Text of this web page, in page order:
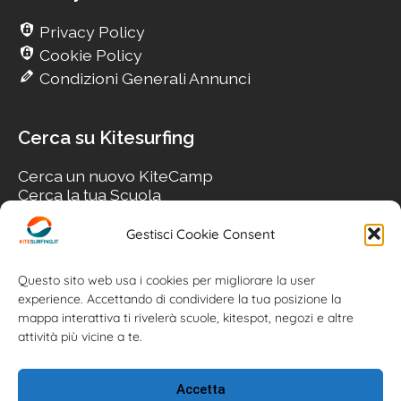
Gestisci Cookie Consent
Questo sito web usa i cookies per migliorare la user
experience. Accettando di condividere la tua posizione la
mappa interattiva ti rivelerà scuole, kitespot, negozi e altre
attività più vicine a te.
Accetta
Privacy Policy
Cookie Policy
Condizioni Generali Annunci
Cerca su Kitesurfing
Cerca un nuovo KiteCamp
Cerca la tua Scuola
Cerca il tuo KiteSpot
Cerca Accommodation
Cerca il tuo Usato